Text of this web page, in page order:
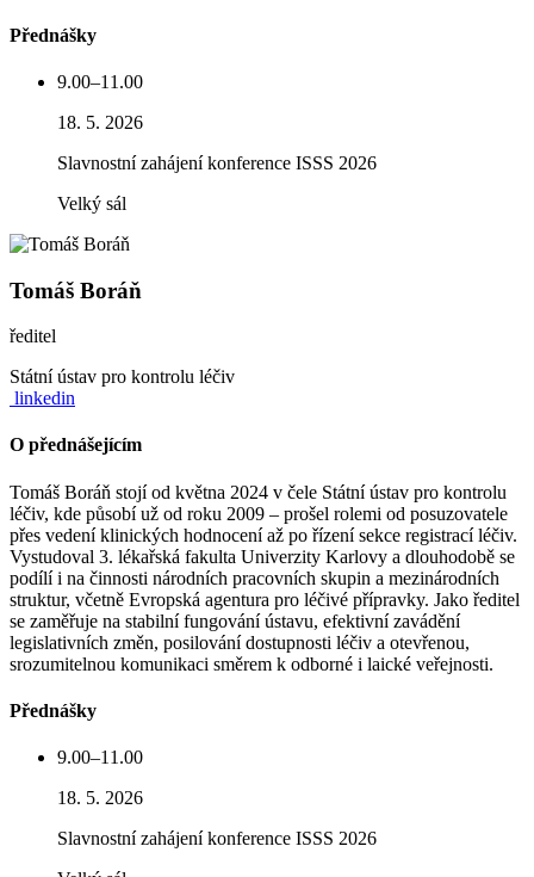
Přednášky
9.00–11.00
18. 5. 2026
Slavnostní zahájení konference ISSS 2026
Velký sál
Tomáš Boráň
ředitel
Státní ústav pro kontrolu léčiv
linkedin
O přednášejícím
Tomáš Boráň stojí od května 2024 v čele Státní ústav pro kontrolu
léčiv, kde působí už od roku 2009 – prošel rolemi od posuzovatele
přes vedení klinických hodnocení až po řízení sekce registrací léčiv.
Vystudoval 3. lékařská fakulta Univerzity Karlovy a dlouhodobě se
podílí i na činnosti národních pracovních skupin a mezinárodních
struktur, včetně Evropská agentura pro léčivé přípravky. Jako ředitel
se zaměřuje na stabilní fungování ústavu, efektivní zavádění
legislativních změn, posilování dostupnosti léčiv a otevřenou,
srozumitelnou komunikaci směrem k odborné i laické veřejnosti.
Přednášky
9.00–11.00
18. 5. 2026
Slavnostní zahájení konference ISSS 2026